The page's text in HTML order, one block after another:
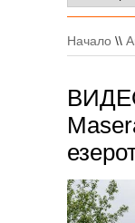
Начало \\